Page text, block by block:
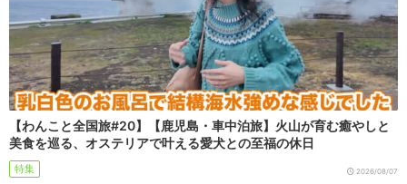
【わんこと全国旅#20】【鹿児島・車中泊旅】火山が育む癒やしと
美食を巡る、オステリアで叶える愛犬との至福の休日
特集 2026/08/07